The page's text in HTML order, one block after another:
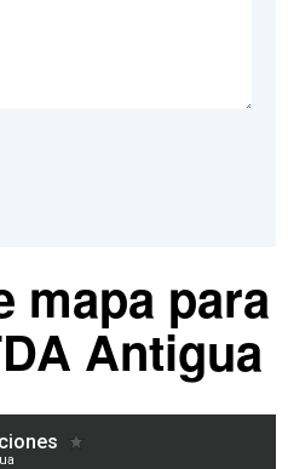
mapa para
Antigua